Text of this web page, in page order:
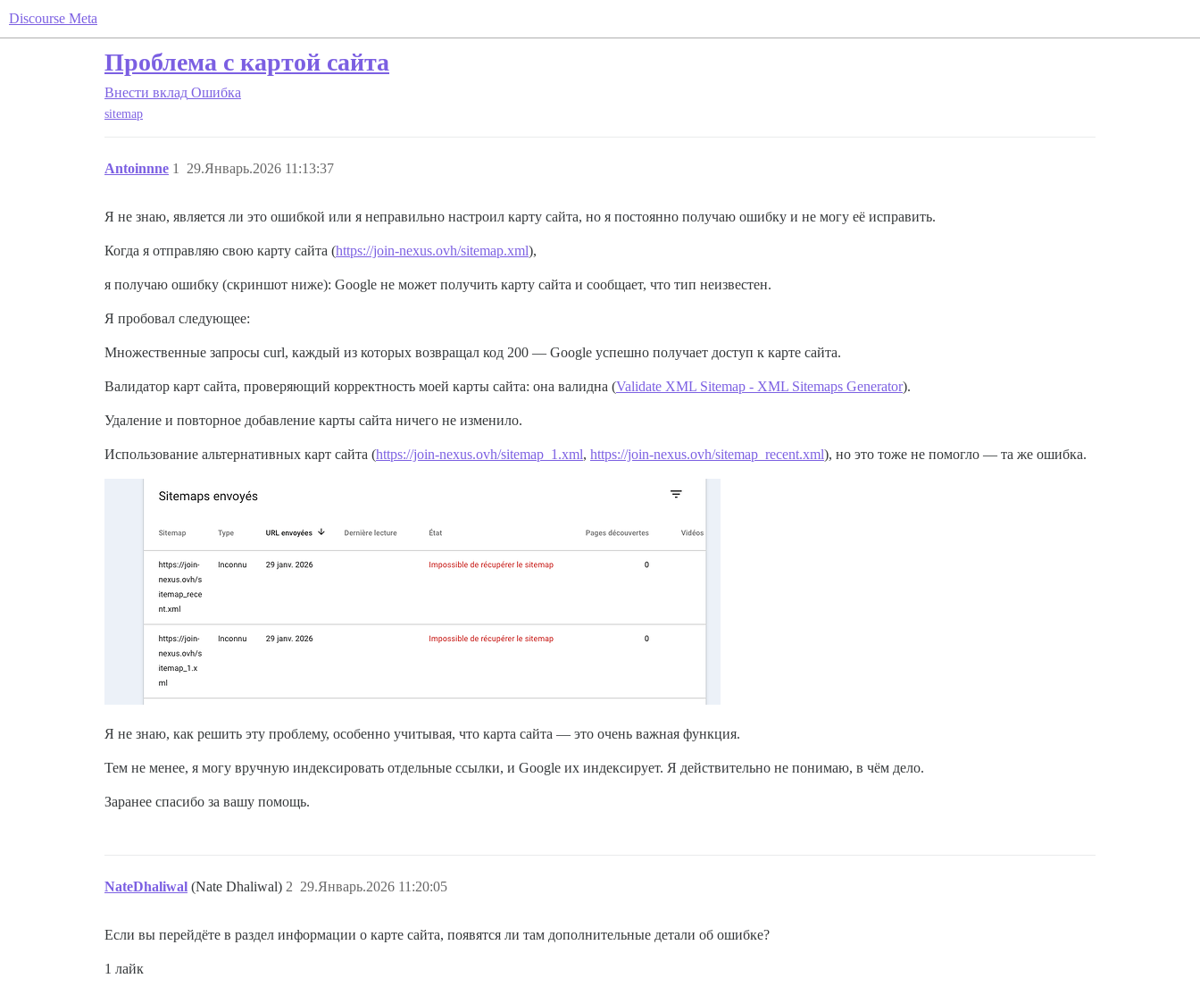
Discourse Meta
Проблема с картой сайта
Внести вклад Ошибка
sitemap
Antoinnne 29.Январь.2026 11:13:37
1
Я не знаю, является ли это ошибкой или я неправильно настроил карту сайта, но я постоянно получаю ошибку и не могу её исправить.
Когда я отправляю свою карту сайта (https://join-nexus.ovh/sitemap.xml),
я получаю ошибку (скриншот ниже): Google не может получить карту сайта и сообщает, что тип неизвестен.
Я пробовал следующее:
Множественные запросы curl, каждый из которых возвращал код 200 — Google успешно получает доступ к карте сайта.
Валидатор карт сайта, проверяющий корректность моей карты сайта: она валидна (Validate XML Sitemap - XML Sitemaps Generator).
Удаление и повторное добавление карты сайта ничего не изменило.
Использование альтернативных карт сайта (https://join-nexus.ovh/sitemap_1.xml, https://join-nexus.ovh/sitemap_recent.xml), но это тоже не помогло — та же ошибка.
Я не знаю, как решить эту проблему, особенно учитывая, что карта сайта — это очень важная функция.
Тем не менее, я могу вручную индексировать отдельные ссылки, и Google их индексирует. Я действительно не понимаю, в чём дело.
Заранее спасибо за вашу помощь.
NateDhaliwal (Nate Dhaliwal) 29.Январь.2026 11:20:05
2
Если вы перейдёте в раздел информации о карте сайта, появятся ли там дополнительные детали об ошибке?
1 лайк